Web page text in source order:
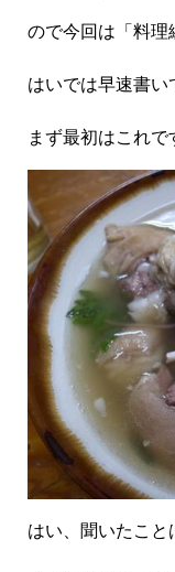
ので今回は「料理
はいでは早速書い
まず最初はこれ
はい、聞いたこ